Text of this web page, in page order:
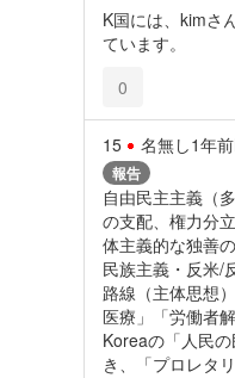
K国には、kimさ
ています。
0
15 名無し1年前
報告
自由民主主義（
の支配、権力分
体主義的な独善の
民族主義・反米/
路線（主体思想
医療」「労働者
Koreaの「人民
き、「プロレタ